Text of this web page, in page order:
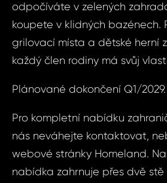
odpočíváte v zelených
koupete v klidných bazénech.
grilovací místa a dětské herní
každý člen rodiny má svůj
Plánované dokončení Q1/2029.
Pro kompletní nabídku
nás neváhejte kontaktovat,
webové stránky Homeland.
nabídka zahrnuje přes dvě stě